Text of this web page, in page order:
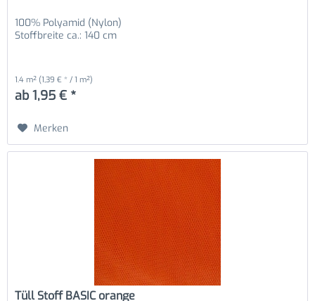
100% Polyamid (Nylon)
Stoffbreite ca.: 140 cm
1.4 m² (1,39 € * / 1 m²)
ab 1,95 € *
Merken
Tüll Stoff BASIC orange